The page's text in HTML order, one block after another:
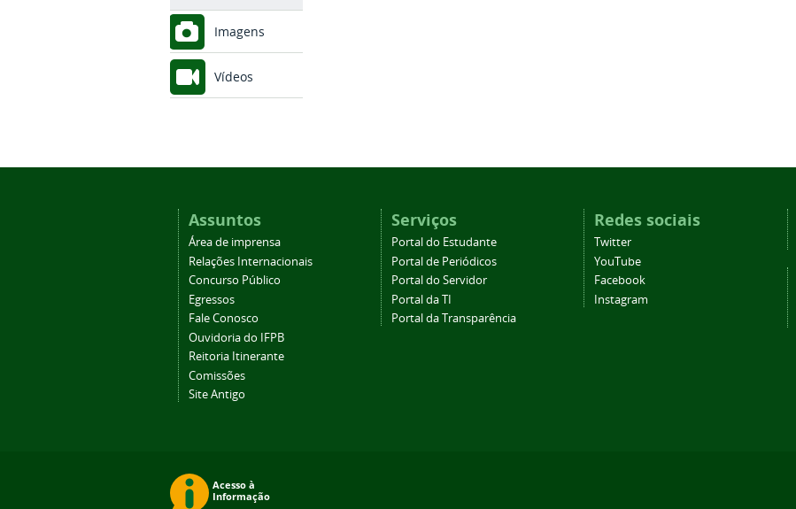
Imagens
Vídeos
Assuntos
Área de imprensa
Relações Internacionais
Concurso Público
Egressos
Fale Conosco
Ouvidoria do IFPB
Reitoria Itinerante
Comissões
Site Antigo
Serviços
Portal do Estudante
Portal de Periódicos
Portal do Servidor
Portal da TI
Portal da Transparência
Redes sociais
Twitter
YouTube
Facebook
Instagram